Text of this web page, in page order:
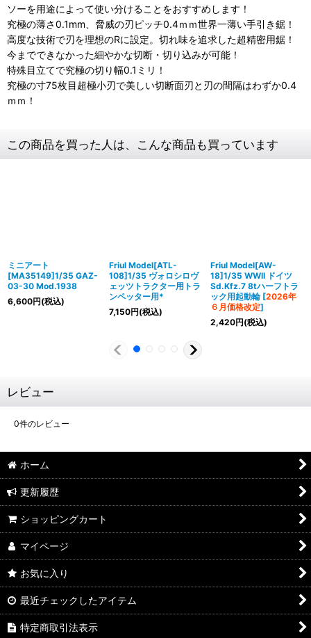
ソーを用途によって使い分けることをおすすめします！
究極の薄さ0.1mm、脅威の刃ピッチ0.4ｍｍ世界一薄い手引き鋸！
高度な技術で刃を理想のRに設定。切れ味を追求した超精密用鋸！
今までできなかった細やかな切断・切り込みが可能！
特殊目立てで究極の切り幅0.1ミリ！
究極の寸75枚目超極小刃で美しい切断面刃と刃の間隔はわずか0.4
ｍｍ！
この商品を買った人は、こんな商品も買っています
ミニアート
[MA35149]1/35 GAZ-
03-30 Mod.1938
6,600円(税込)
Friul Model[ATL-
108]1/35 ヴォロシロヴ
ェッツトラクター用トラ
ンペッター用*
7,150円(税込)
Friul Model[AW-
18]1/35 WWII ドイツ
Sd.Kfz.7 8tハーフトラ
ック用起動輪 [2026年
６月価格改定]
2,420円(税込)
レビュー
0件のレビュー
ホーム
更新履歴
ショッピングカート
マイページ
お気に入り
最近チェックしたアイテム
特定商取引法表示